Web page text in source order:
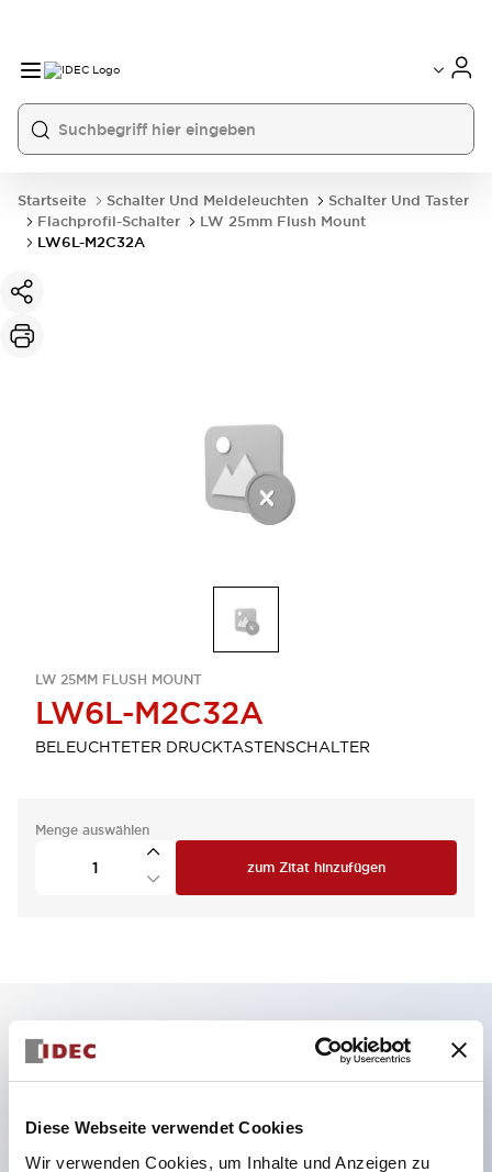
Diese Webseite verwendet Cookies
Wir verwenden Cookies, um Inhalte und Anzeigen zu
Startseite Schalter Und Meldeleuchten
Schalter Und Taster
Flachprofil-Schalter
LW 25mm Flush Mount
LW6L-M2C32A
LW 25MM FLUSH MOUNT
LW6L-M2C32A
BELEUCHTETER DRUCKTASTENSCHALTER
Menge auswählen
zum Zitat hinzufügen
Hauptmerkmale
Mehrfachbefestigung möglich